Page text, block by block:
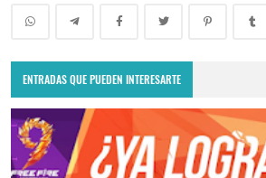
ENTRADAS QUE PUEDEN INTERESARTE